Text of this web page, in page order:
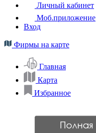
Личный кабинет
Моб.приложение
Вход
Фирмы на карте
Главная
Карта
Избранное